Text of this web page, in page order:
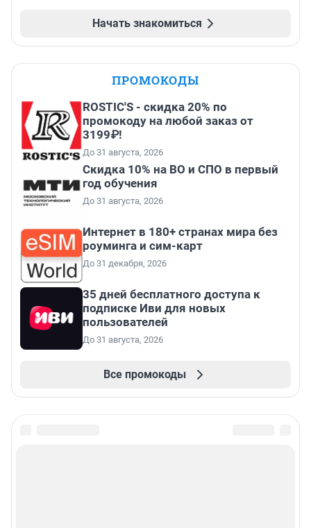
Начать знакомиться
ПРОМОКОДЫ
ROSTIC'S - скидка 20% по
промокоду на любой заказ от
3199₽!
До 31 августа, 2026
Скидка 10% на ВО и СПО в первый
год обучения
До 31 августа, 2026
Интернет в 180+ странах мира без
роуминга и сим-карт
До 31 декабря, 2026
35 дней бесплатного доступа к
подписке Иви для новых
пользователей
До 31 августа, 2026
Все промокоды